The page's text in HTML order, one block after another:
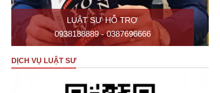
LUẬT SƯ HỖ TRỢ
0938188889 - 0387696666
DỊCH VỤ LUẬT SƯ